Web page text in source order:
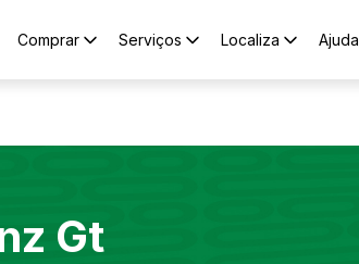
Comprar Serviços Localiza Ajuda
Gt